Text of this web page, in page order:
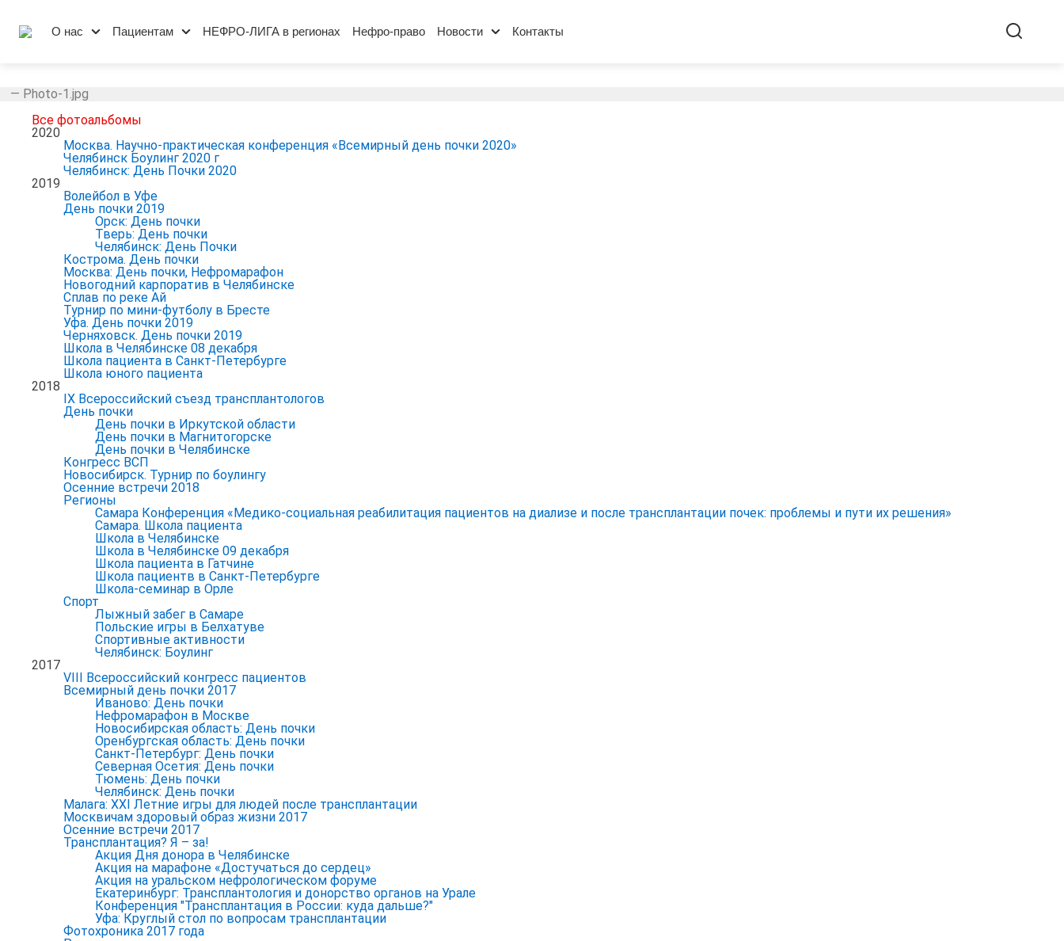
О нас Пациентам НЕФРО-ЛИГА в регионах Нефро-право Новости Контакты
— Photo-1.jpg
Все фотоальбомы
2020
Москва. Научно-практическая конференция «Всемирный день почки 2020»
Челябинск Боулинг 2020 г
Челябинск: День Почки 2020
2019
Волейбол в Уфе
День почки 2019
Орск: День почки
Тверь: День почки
Челябинск: День Почки
Кострома. День почки
Москва: День почки, Нефромарафон
Новогодний карпоратив в Челябинске
Сплав по реке Ай
Турнир по мини-футболу в Бресте
Уфа. День почки 2019
Черняховск. День почки 2019
Школа в Челябинске 08 декабря
Школа пациента в Санкт-Петербурге
Школа юного пациента
2018
IX Всероссийский съезд трансплантологов
День почки
День почки в Иркутской области
День почки в Магнитогорске
День почки в Челябинске
Конгресс ВСП
Новосибирск. Турнир по боулингу
Осенние встречи 2018
Регионы
Самара Конференция «Медико-социальная реабилитация пациентов на диализе и после трансплантации почек: проблемы и пути их решения»
Самара. Школа пациента
Школа в Челябинске
Школа в Челябинске 09 декабря
Школа пациента в Гатчине
Школа пациентв в Санкт-Петербурге
Школа-семинар в Орле
Спорт
Лыжный забег в Самаре
Польские игры в Белхатуве
Спортивные активности
Челябинск: Боулинг
2017
VIII Всероссийский конгресс пациентов
Всемирный день почки 2017
Иваново: День почки
Нефромарафон в Москве
Новосибирская область: День почки
Оренбургская область: День почки
Санкт-Петербург: День почки
Северная Осетия: День почки
Тюмень: День почки
Челябинск: День почки
Малага: XXI Летние игры для людей после трансплантации
Москвичам здоровый образ жизни 2017
Осенние встречи 2017
Трансплантация? Я – за!
Акция Дня донора в Челябинске
Акция на марафоне «Достучаться до сердец»
Акция на уральском нефрологическом форуме
Екатеринбург: Трансплантология и донорство органов на Урале
Конференция "Трансплантация в России: куда дальше?"
Уфа: Круглый стол по вопросам трансплантации
Фотохроника 2017 года